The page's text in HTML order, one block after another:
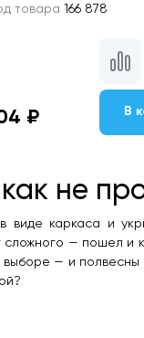
товара 166 878
₽ В
не
виде каркаса и
сложного — пошел
— и полвесны